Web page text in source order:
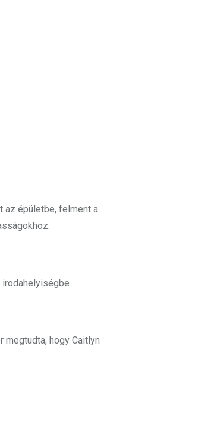
az épületbe, felment a
megtudta, hogy Caitlyn